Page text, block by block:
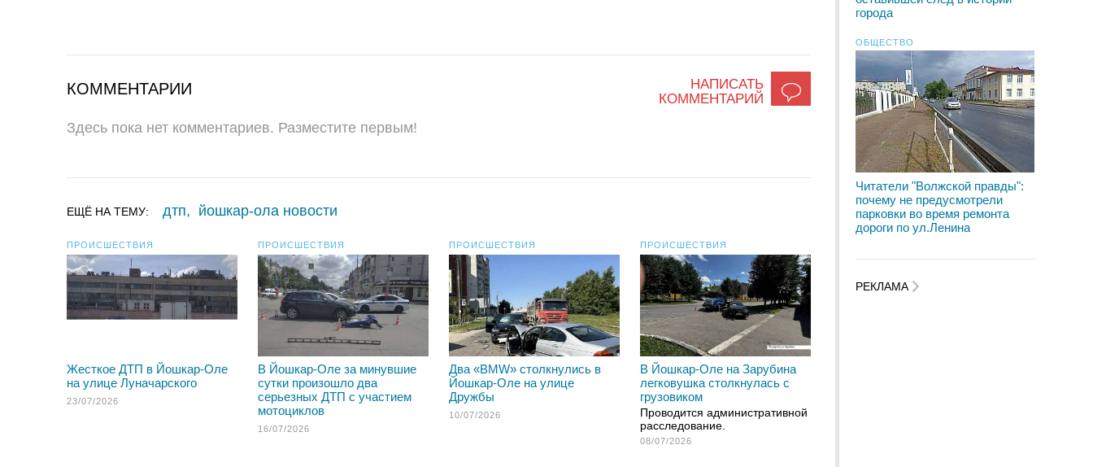
НАПИСАТЬ
КОММЕНТАРИЙ
КОММЕНТАРИИ
Здесь пока нет комментариев. Разместите первым!
ЕЩЁ НА ТЕМУ: дтп, йошкар-ола новости
ПРОИСШЕСТВИЯ
Жесткое ДТП в Йошкар-Оле
на улице Луначарского
23/07/2026
ПРОИСШЕСТВИЯ
В Йошкар-Оле за минувшие
сутки произошло два
серьезных ДТП с участием
мотоциклов
16/07/2026
ПРОИСШЕСТВИЯ
Два «BMW» столкнулись в
Йошкар-Оле на улице
Дружбы
10/07/2026
ПРОИСШЕСТВИЯ
В Йошкар-Оле на Зарубина
легковушка столкнулась с
грузовиком
Проводится административной
расследование.
08/07/2026
города
ОБЩЕСТВО
Читатели "Волжской правды":
почему не предусмотрели
парковки во время ремонта
дороги по ул.Ленина
РЕКЛАМА